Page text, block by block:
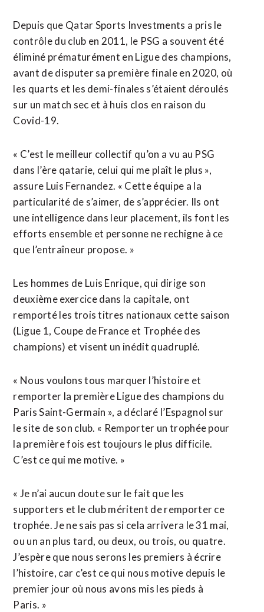
Depuis que Qatar Sports Investments a pris le
contrôle du club en 2011, le PSG a souvent été
éliminé prématurément en Ligue des champions,
avant de disputer sa première finale en 2020, où
les quarts et les demi-finales s’étaient déroulés
sur un match sec et à huis clos en raison du
Covid-19.
« C’est le meilleur collectif qu’on a vu au PSG
dans l’ère qatarie, celui qui me plaît le plus »,
assure Luis Fernandez. « Cette équipe a la
particularité de s’aimer, de s’apprécier. Ils ont
une intelligence dans leur placement, ils font les
efforts ensemble et personne ne rechigne à ce
que l’entraîneur propose. »
Les hommes de Luis Enrique, qui dirige son
deuxième exercice dans la capitale, ont
remporté les trois titres nationaux cette saison
(Ligue 1, Coupe de France et Trophée des
champions) et visent un inédit quadruplé.
« Nous voulons tous marquer l’histoire et
remporter la première Ligue des champions du
Paris Saint-Germain », a déclaré l’Espagnol sur
le site de son club. « Remporter un trophée pour
la première fois est toujours le plus difficile.
C’est ce qui me motive. »
« Je n’ai aucun doute sur le fait que les
supporters et le club méritent de remporter ce
trophée. Je ne sais pas si cela arrivera le 31 mai,
ou un an plus tard, ou deux, ou trois, ou quatre.
J’espère que nous serons les premiers à écrire
l’histoire, car c’est ce qui nous motive depuis le
premier jour où nous avons mis les pieds à
Paris. »